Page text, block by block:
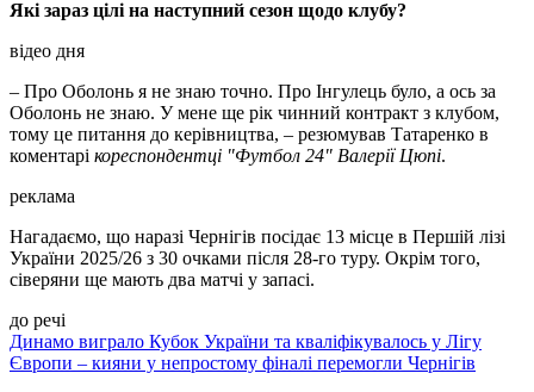
Які зараз цілі на наступний сезон щодо клубу?
відео дня
– Про Оболонь я не знаю точно. Про Інгулець було, а ось за
Оболонь не знаю. У мене ще рік чинний контракт з клубом,
тому це питання до керівництва, – резюмував Татаренко в
коментарі кореспондентці "Футбол 24" Валерії Цюпі.
реклама
Нагадаємо, що наразі Чернігів посідає 13 місце в Першій лізі
України 2025/26 з 30 очками після 28-го туру. Окрім того,
сіверяни ще мають два матчі у запасі.
до речі
Динамо виграло Кубок України та кваліфікувалось у Лігу
Європи – кияни у непростому фіналі перемогли Чернігів